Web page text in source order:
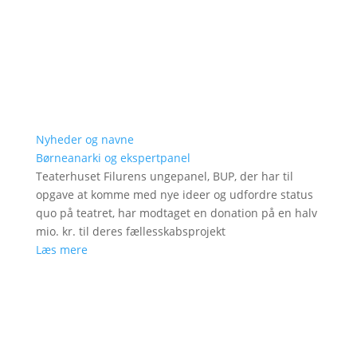
Nyheder og navne
Børneanarki og ekspertpanel
Teaterhuset Filurens ungepanel, BUP, der har til
opgave at komme med nye ideer og udfordre status
quo på teatret, har modtaget en donation på en halv
mio. kr. til deres fællesskabsprojekt
Læs mere